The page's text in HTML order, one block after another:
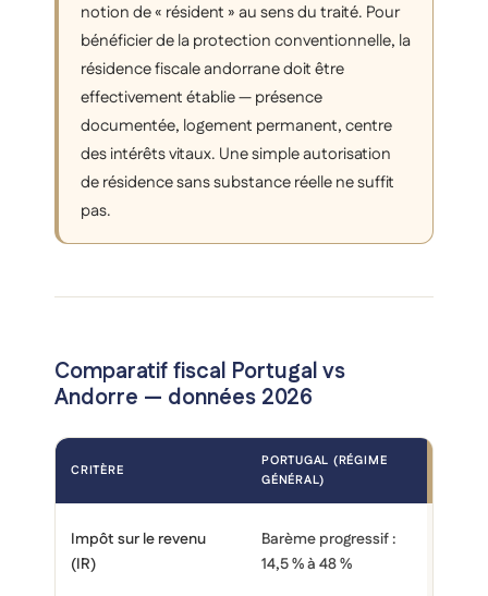
notion de « résident » au sens du traité. Pour
bénéficier de la protection conventionnelle, la
résidence fiscale andorrane doit être
effectivement établie — présence
documentée, logement permanent, centre
des intérêts vitaux. Une simple autorisation
de résidence sans substance réelle ne suffit
pas.
Comparatif fiscal Portugal vs
Andorre — données 2026
CRITÈRE
PORTUGAL (RÉGIME
GÉNÉRAL)
Impôt sur le revenu
(IR)
Barème progressif :
14,5 % à 48 %